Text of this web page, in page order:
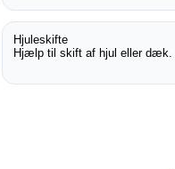
Hjuleskifte
Hjælp til skift af hjul eller dæk.